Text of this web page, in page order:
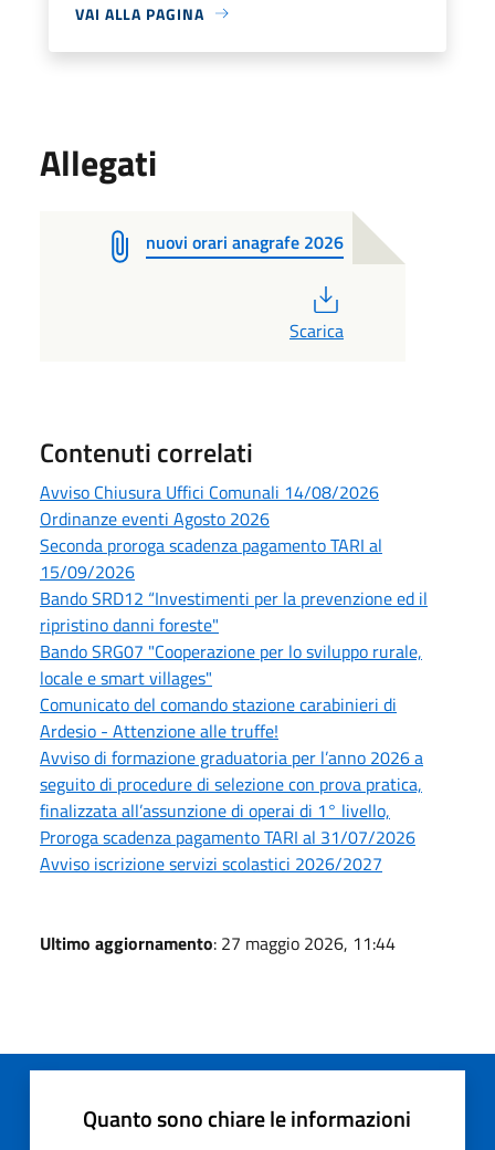
VAI ALLA PAGINA
Allegati
nuovi orari anagrafe 2026
Scarica
Contenuti correlati
Avviso Chiusura Uffici Comunali 14/08/2026
Ordinanze eventi Agosto 2026
Seconda proroga scadenza pagamento TARI al
15/09/2026
Bando SRD12 “Investimenti per la prevenzione ed il
ripristino danni foreste"
Bando SRG07 "Cooperazione per lo sviluppo rurale,
locale e smart villages"
Comunicato del comando stazione carabinieri di
Ardesio - Attenzione alle truffe!
Avviso di formazione graduatoria per l’anno 2026 a
seguito di procedure di selezione con prova pratica,
finalizzata all’assunzione di operai di 1° livello,
Proroga scadenza pagamento TARI al 31/07/2026
Avviso iscrizione servizi scolastici 2026/2027
Ultimo aggiornamento: 27 maggio 2026, 11:44
Quanto sono chiare le informazioni